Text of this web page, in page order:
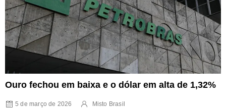
Ouro fechou em baixa e o dólar em alta de 1,32%
5 de março de 2026 Misto Brasil